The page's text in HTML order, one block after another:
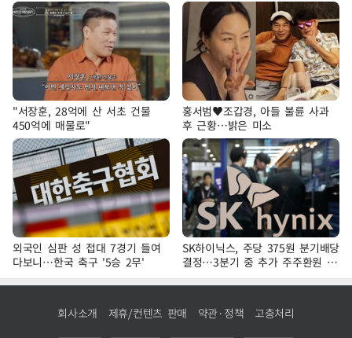
"서장훈, 28억에 산 서초 건물
450억에 매물로"
홍서범♥조갑경, 아들 불륜 사과
후 근황…밝은 미소
외국인 심판 성 접대 7경기 들여
다보니…한국 축구 '5승 2무'
SK하이닉스, 주당 375원 분기배당
결정…3분기 중 추가 주주환원 발
표
회사소개 제휴/컨텐츠 판매 약관·정책 고충처리